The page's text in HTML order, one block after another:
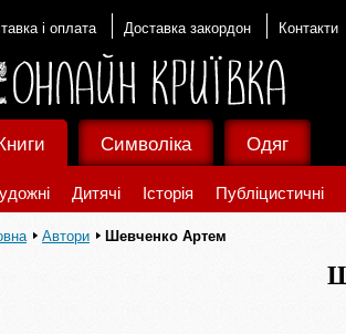
і оплата Доставка закордон Контакти
Дитячі Історія Публіцистичні
Символіка Одяг
Автори Шевченко Артем